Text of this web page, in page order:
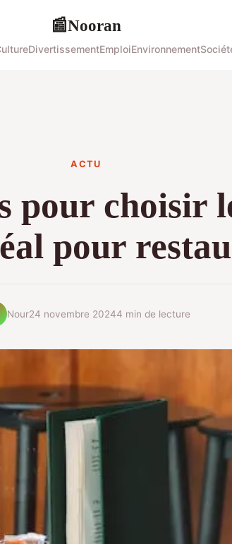
📰Nooran
DivertissementEmploiEnvironnement
ACTU
pour choisir
pour
Nour24 novembre 20244 min de lecture